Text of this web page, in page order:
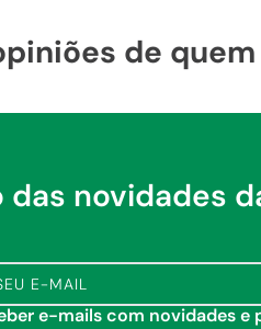
de
novidades
e-mails com novidades e